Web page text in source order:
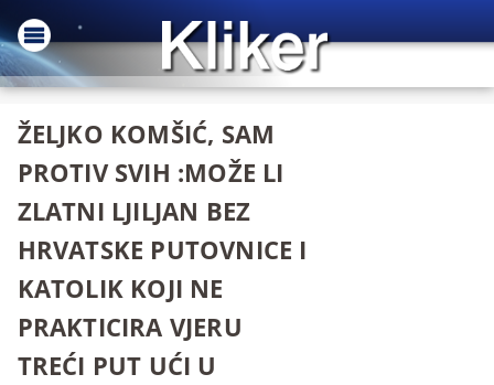
ŽELJKO KOMŠIĆ, SAM
PROTIV SVIH :MOŽE LI
ZLATNI LJILJAN BEZ
HRVATSKE PUTOVNICE I
KATOLIK KOJI NE
PRAKTICIRA VJERU
TREĆI PUT UĆI U